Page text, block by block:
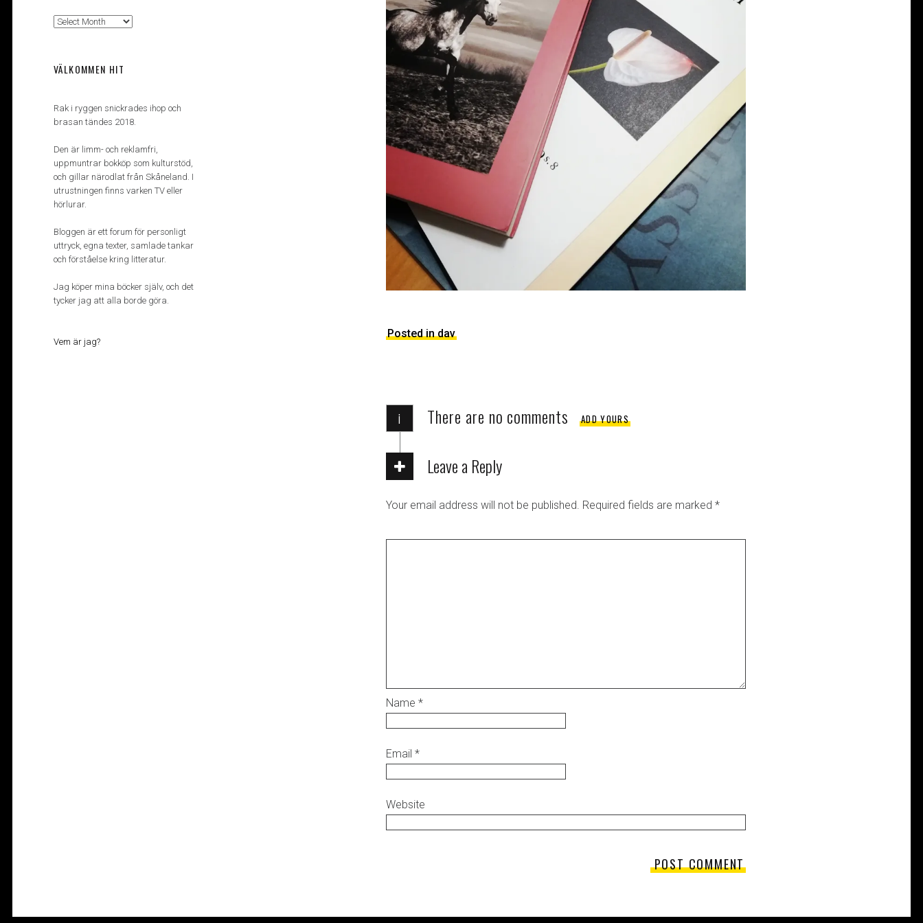
Posted in dav
i There are no comments ADD YOURS
Leave a Reply
Your email address will not be published. Required fields are marked *
Name *
Email *
Website
Arkiv
VÄLKOMMEN HIT
Rak i ryggen snickrades ihop och
brasan tändes 2018.
Den är limm- och reklamfri,
uppmuntrar bokköp som kulturstöd,
och gillar närodlat från Skåneland. I
utrustningen finns varken TV eller
hörlurar.
Bloggen är ett forum för personligt
uttryck, egna texter, samlade tankar
och förståelse kring litteratur.
Jag köper mina böcker själv, och det
tycker jag att alla borde göra.
Vem är jag?